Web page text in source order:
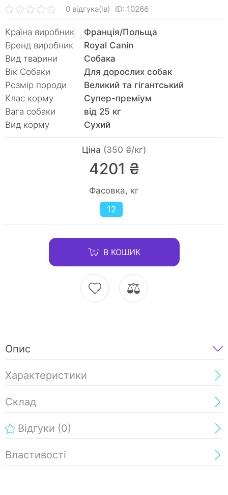
0 відгука(ів) ID: 10266
Країна виробник
Франція/Польща
Бренд виробник
Royal Canin
Вид тварини
Собака
Вік Собаки
Для дорослих собак
Розмір породи
Великий та гігантський
Клас корму
Супер-преміум
Вага собаки
від 25 кг
Вид корму
Сухий
Ціна (350 ₴/кг)
4201 ₴
Фасовка, кг
12
В КОШИК
Опис
Характеристики
Склад
Відгуки (0)
Властивості